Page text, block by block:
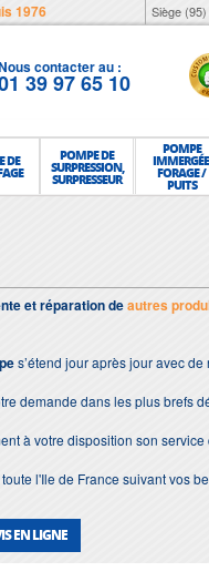
1976 Siège (95)
contacter au :
39 97 65 10
DE POMPE DE
SURPRESSION,
SURPRESSEUR
POMPE
FORAGE /
PUITS
et réparation deautres
s’étend jour après jour avec
demande dans les plus brefs
à votre disposition son service
l'Ile de France suivant vos
EN LIGNE